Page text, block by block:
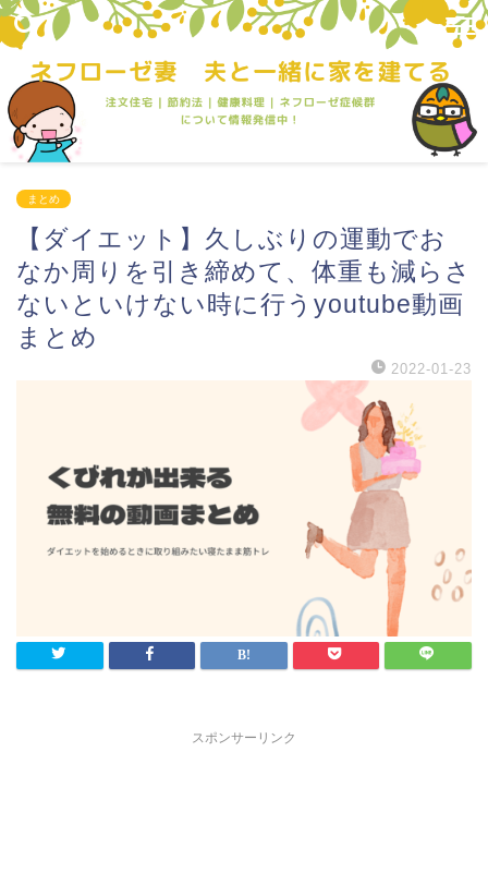
まとめ
【ダイエット】久しぶりの運動でお
なか周りを引き締めて、体重も減らさ
ないといけない時に行うyoutube動画
まとめ
2022-01-23
スポンサーリンク